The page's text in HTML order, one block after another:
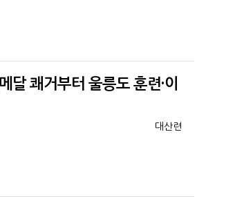
달 쾌거부터 울릉도 훈련·이
등록자
대산련